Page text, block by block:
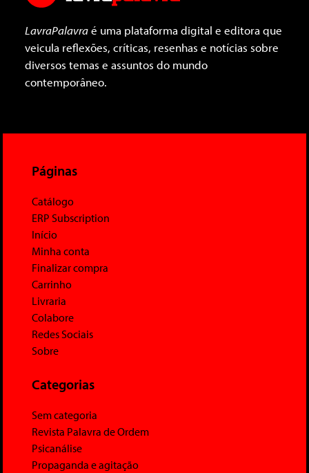
LavraPalavraé uma plataforma digital e editora que
veicula reflexões, críticas, resenhas e notícias sobre
diversos temas e assuntos do mundo
contemporâneo.
Páginas
Catálogo
ERP Subscription
Início
Minha conta
Finalizar compra
Carrinho
Livraria
Colabore
Redes Sociais
Sobre
Categorias
Sem categoria
Revista Palavra de Ordem
Psicanálise
Propaganda e agitação